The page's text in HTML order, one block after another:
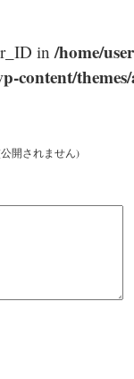
in/home/
content/
開されません)